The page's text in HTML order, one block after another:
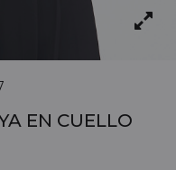
EN CUELLO